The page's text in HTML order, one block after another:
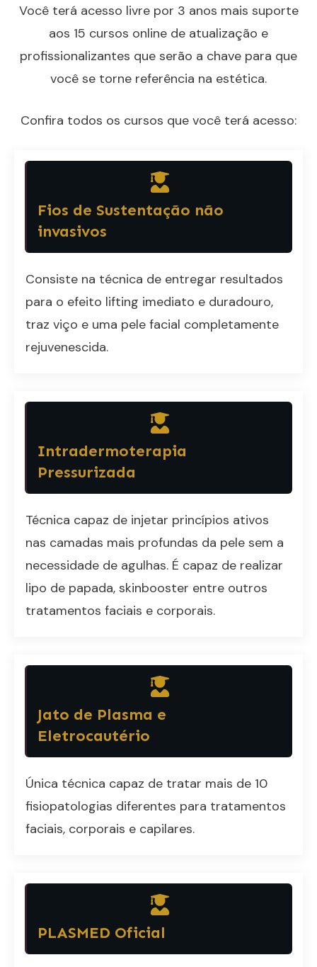
Você terá acesso livre por 3 anos mais suporte
aos 15 cursos online de atualização e
profissionalizantes que serão a chave para que
você se torne referência na estética.
Confira todos os cursos que você terá acesso:
Fios de Sustentação não
invasivos
Consiste na técnica de entregar resultados
para o efeito lifting imediato e duradouro,
traz viço e uma pele facial completamente
rejuvenescida.
Intradermoterapia
Pressurizada
Técnica capaz de injetar princípios ativos
nas camadas mais profundas da pele sem a
necessidade de agulhas. É capaz de realizar
lipo de papada, skinbooster entre outros
tratamentos faciais e corporais.
Jato de Plasma e
Eletrocautério
Única técnica capaz de tratar mais de 10
fisiopatologias diferentes para tratamentos
faciais, corporais e capilares.
PLASMED Oficial